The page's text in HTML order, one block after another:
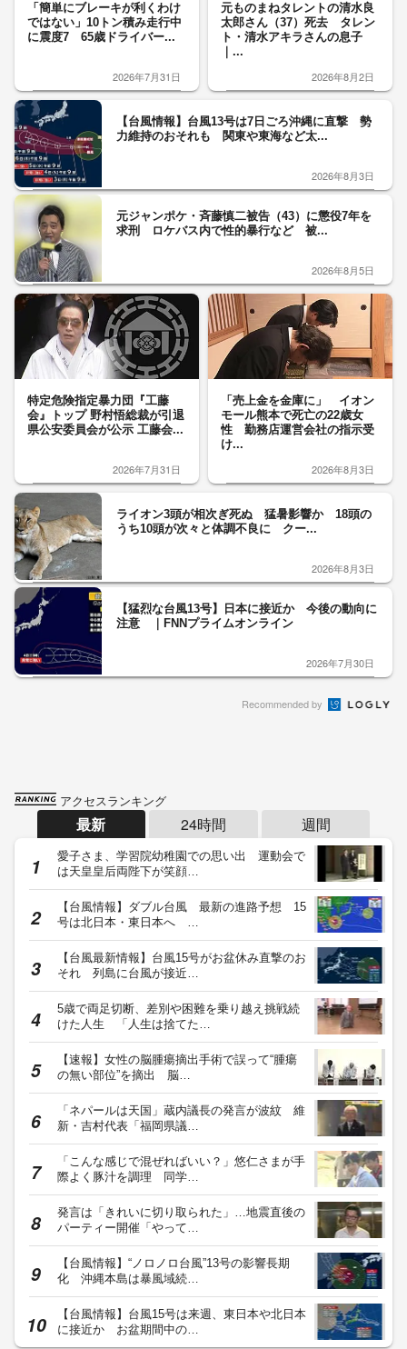
「簡単にブレーキが利くわけ
ではない」10トン積み走行中
に震度7 65歳ドライバー...
2026年7月31日
元ものまねタレントの清水良
太郎さん（37）死去 タレン
ト・清水アキラさんの息子
｜...
2026年8月2日
【台風情報】台風13号は7日ごろ沖縄に直撃 勢
力維持のおそれも 関東や東海など太...
2026年8月3日
元ジャンポケ・斉藤慎二被告（43）に懲役7年を
求刑 ロケバス内で性的暴行など 被...
2026年8月5日
特定危険指定暴力団『工藤
会』トップ 野村悟総裁が引退
県公安委員会が公示 工藤会...
2026年7月31日
「売上金を金庫に」 イオン
モール熊本で死亡の22歳女
性 勤務店運営会社の指示受
け...
2026年8月3日
ライオン3頭が相次ぎ死ぬ 猛暑影響か 18頭の
うち10頭が次々と体調不良に クー...
2026年8月3日
【猛烈な台風13号】日本に接近か 今後の動向に
注意 ｜FNNプライムオンライン
2026年7月30日
Recommended by
アクセスランキング
最新 24時間 週間
愛子さま、学習院幼稚園での思い出 運動会で
は天皇皇后両陛下が笑顔…
【台風情報】ダブル台風 最新の進路予想 15
号は北日本・東日本へ …
【台風最新情報】台風15号がお盆休み直撃のお
それ 列島に台風が接近…
5歳で両足切断、差別や困難を乗り越え挑戦続
けた人生 「人生は捨てた…
【速報】女性の脳腫瘍摘出手術で誤って“腫瘍
の無い部位”を摘出 脳…
「ネパールは天国」蔵内議長の発言が波紋 維
新・吉村代表「福岡県議…
「こんな感じで混ぜればいい？」悠仁さまが手
際よく豚汁を調理 同学…
発言は「きれいに切り取られた」…地震直後の
パーティー開催「やって…
【台風情報】“ノロノロ台風”13号の影響長期
化 沖縄本島は暴風域続…
【台風情報】台風15号は来週、東日本や北日本
に接近か お盆期間中の…